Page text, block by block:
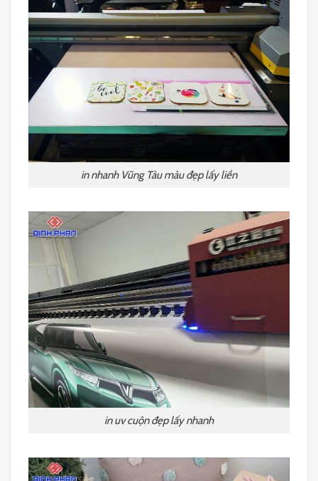
in nhanh Vũng Tàu màu đẹp lấy liền
in uv cuộn đẹp lấy nhanh